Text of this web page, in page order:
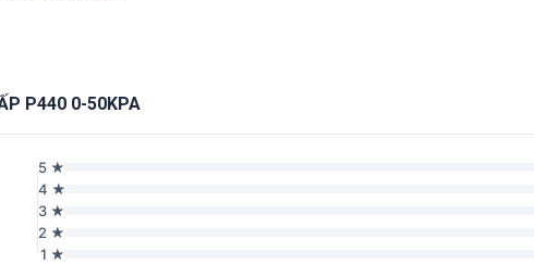
P440 0-50KPA
5 ★
4 ★
3 ★
2 ★
1 ★